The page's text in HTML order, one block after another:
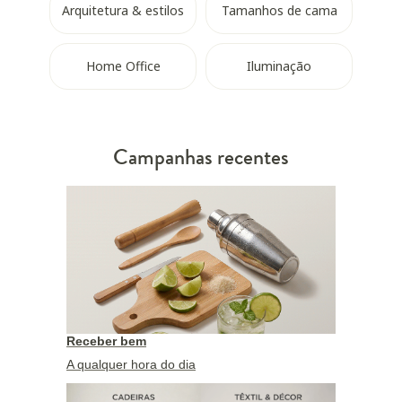
Arquitetura & estilos Tamanhos de cama
Home Office Iluminação
Campanhas recentes
Receber bem
A qualquer hora do dia